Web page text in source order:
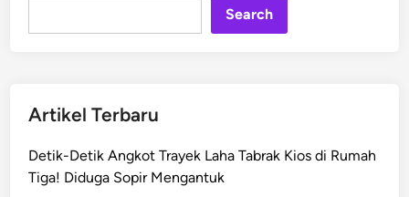
Search
Artikel Terbaru
Detik-Detik Angkot Trayek Laha Tabrak Kios di Rumah
Tiga! Diduga Sopir Mengantuk